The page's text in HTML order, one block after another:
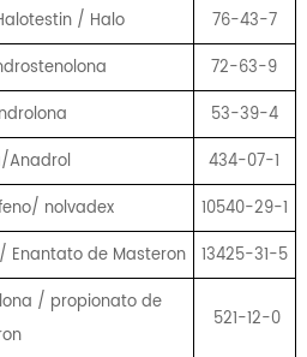
/ Halo
76-43-7
72-63-9
53-39-4
Anadrol
434-07-1
nolvadex
10540-29-1
Enantato de Masteron 13425-31-5
/ propionato de
521-12-0